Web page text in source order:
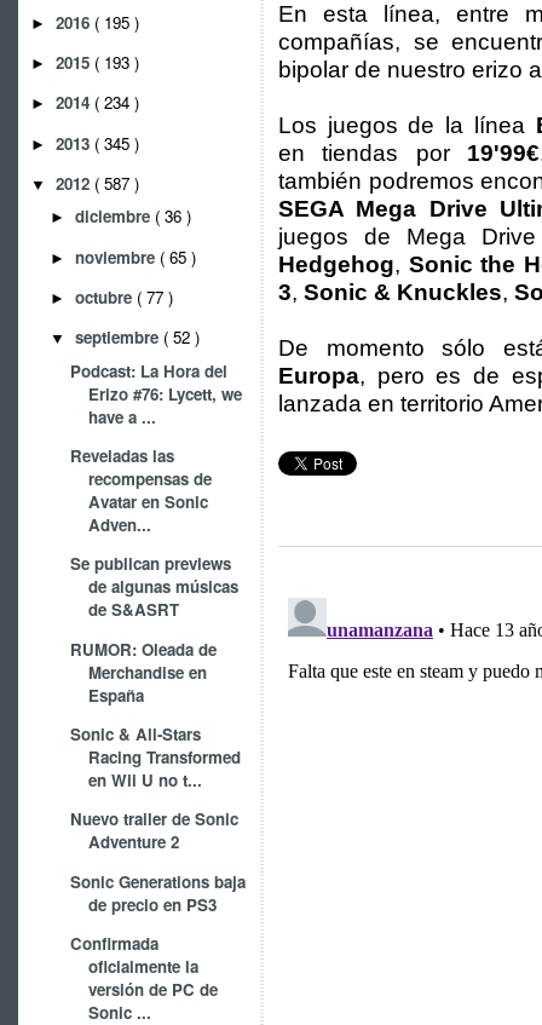
► 2016 ( 195 )
► 2015 ( 193 )
► 2014 ( 234 )
► 2013 ( 345 )
▼ 2012 ( 587 )
► diciembre ( 36 )
► noviembre ( 65 )
► octubre ( 77 )
▼ septiembre ( 52 )
Podcast: La Hora del
Erizo #76: Lycett, we
have a ...
Reveladas las
recompensas de
Avatar en Sonic
Adven...
Se publican previews
de algunas músicas
de S&ASRT
RUMOR: Oleada de
Merchandise en
España
Sonic & All-Stars
Racing Transformed
en Wii U no t...
Nuevo trailer de Sonic
Adventure 2
Sonic Generations baja
de precio en PS3
Confirmada
oficialmente la
versión de PC de
Sonic ...
En esta línea, entre
compañías, se
bipolar de nuestro erizo
Los juegos de la línea
en tiendas por 19'99€
también podremos
SEGA Mega Drive
juegos de Mega
Hedgehog, Sonic the
3, Sonic & Knuckles,
De momento sólo
Europa, pero es de
lanzada en territorio